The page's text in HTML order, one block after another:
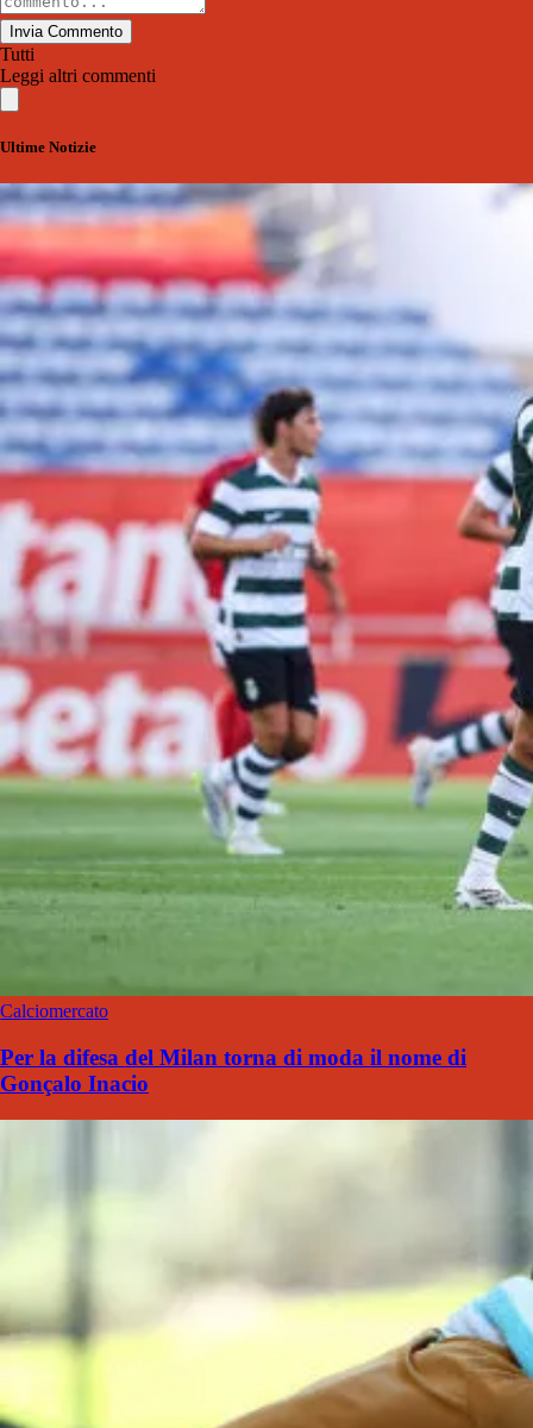
Invia Commento
Tutti
Leggi altri commenti
Ultime Notizie
Calciomercato
Per la difesa del Milan torna di moda il nome di
Gonçalo Inacio